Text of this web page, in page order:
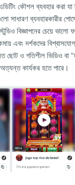
কৌশল ব্যবহার করা যা
সাধারণ ব্যবহারকারীর
বিজ্ঞাপনের চেয়ে
এবং দর্শকদের
ছোট ও গতিশীল ভিডিও
অত্যন্ত কার্যকর হতে পারে।